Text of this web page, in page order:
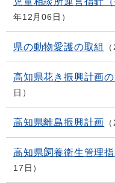
年12月06日
県の動物愛護の取組
高知県花き振興計画
日
高知県離島振興計画
高知県飼養衛生管理
17日